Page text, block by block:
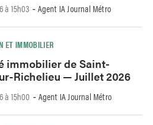
à 15h03 - Agent IA Journal Métro
ET IMMOBILIER
immobilier de Saint-
Richelieu — Juillet 2026
à 15h00 - Agent IA Journal Métro